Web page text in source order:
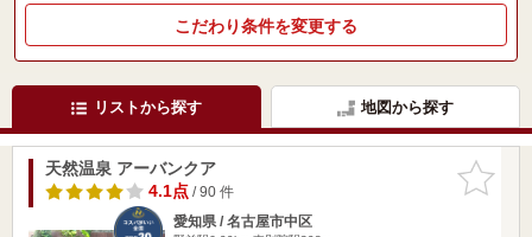
こだわり条件を変更する
リストから探す 地図から探す
お気に入
りに追加
天然温泉 アーバンクア
4.1点/ 90 件
愛知県 / 名古屋市中区